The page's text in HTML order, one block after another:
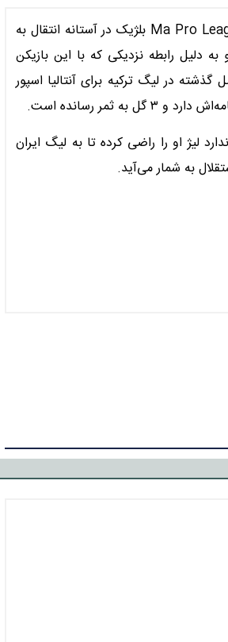
موسی جنپو، هافبک مالیایی استاندارد لیژ بنا به گزارش امروز سایت Ma Pro League بلژیک در آستانه انتقال به
به دلیل رابطه نزدیکی که با این بازیکن
در لیگ ترکیه برای آنتالیا اسپور
لیژ او را راضی کرده تا به لیگ ایران
به شمار می‌آید.